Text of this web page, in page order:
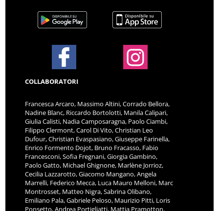
COLLABORATORI
Francesca Arcaro, Massimo Altini, Corrado Bellora,
Nadine Blanc, Riccardo Bortolotti, Manila Calipari,
Giulia Calisti, Nadia Camposaragna, Paolo Ciambi,
Filippo Clermont, Carol Di Vito, Christian Leo
Dufour, Christian Evaspasiano, Giuseppe Farinella,
Enrico Formento Dojot, Bruno Fracasso, Fabio
Francesconi, Sofia Fregnani, Giorgia Gambino,
Paolo Gatto, Michael Ghignone, Marlène Jorrioz,
Cecilia Lazzarotto, Giacomo Mangano, Angela
Marrelli, Federico Mecca, Luca Mauro Melloni, Marc
Montrosset, Matteo Nigra, Sabrina Olibano,
Emiliano Pala, Gabriele Peloso, Maurizio Pitti, Loris
Ponsetto, Andrea Portigliatti, Mattia Pramotton,